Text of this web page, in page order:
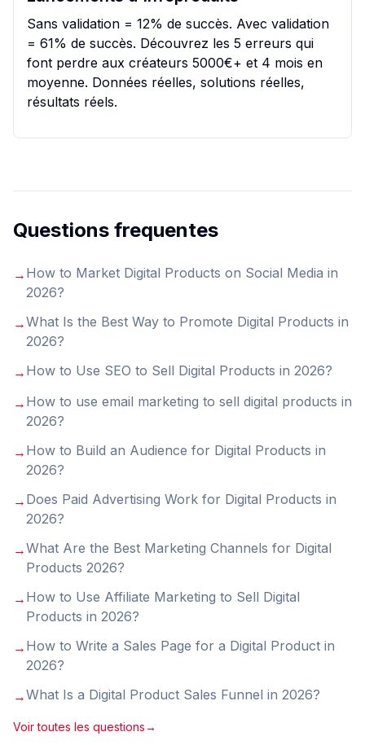
Sans validation = 12% de succès. Avec validation
= 61% de succès. Découvrez les 5 erreurs qui
font perdre aux créateurs 5000€+ et 4 mois en
moyenne. Données réelles, solutions réelles,
résultats réels.
Questions frequentes
→ How to Market Digital Products on Social Media in
2026?
→What Is the Best Way to Promote Digital Products in
2026?
→ How to Use SEO to Sell Digital Products in 2026?
→ How to use email marketing to sell digital products in
2026?
→ How to Build an Audience for Digital Products in
2026?
→ Does Paid Advertising Work for Digital Products in
2026?
→What Are the Best Marketing Channels for Digital
Products 2026?
→ How to Use Affiliate Marketing to Sell Digital
Products in 2026?
→ How to Write a Sales Page for a Digital Product in
2026?
→What Is a Digital Product Sales Funnel in 2026?
Voir toutes les questions→